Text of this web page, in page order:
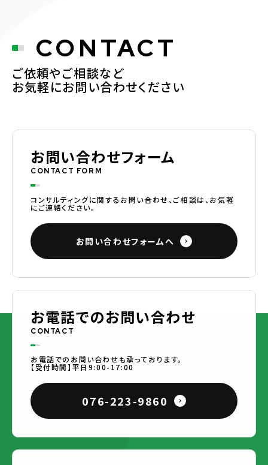
CONTACT
ご依頼やご相談など
お気軽にお問い合わせください
お問い合わせフォーム
CONTACT FORM
コンサルティングに関するお問い合わせ、ご相談は、お気軽
にご連絡ください。
お問い合わせフォームへ
お電話でのお問い合わせ
CONTACT
お電話でのお問い合わせも承っております。
【受付時間】平日9:00-17:00
076-223-9860